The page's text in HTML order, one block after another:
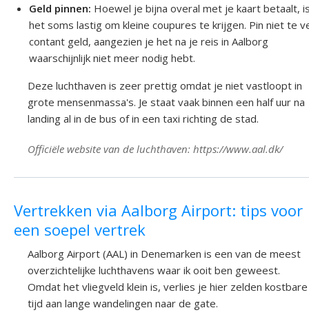
Geld pinnen: Hoewel je bijna overal met je kaart betaalt,
het soms lastig om kleine coupures te krijgen. Pin niet te
contant geld, aangezien je het na je reis in Aalborg
waarschijnlijk niet meer nodig hebt.
Deze luchthaven is zeer prettig omdat je niet vastloopt in
grote mensenmassa's. Je staat vaak binnen een half uur na
landing al in de bus of in een taxi richting de stad.
Officiële website van de luchthaven: https://www.aal.dk/
Vertrekken via Aalborg Airport: tips voor
een soepel vertrek
Aalborg Airport (AAL) in Denemarken is een van de meest
overzichtelijke luchthavens waar ik ooit ben geweest.
Omdat het vliegveld klein is, verlies je hier zelden kostbare
tijd aan lange wandelingen naar de gate.